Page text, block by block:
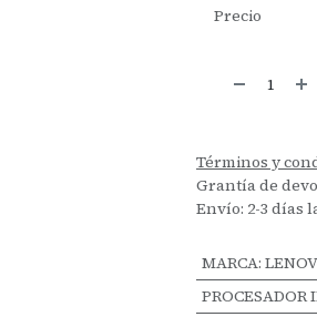
Precio
Términos y
Grantía de
Envío: 2-3 días
MARCA:
PROCESADOR